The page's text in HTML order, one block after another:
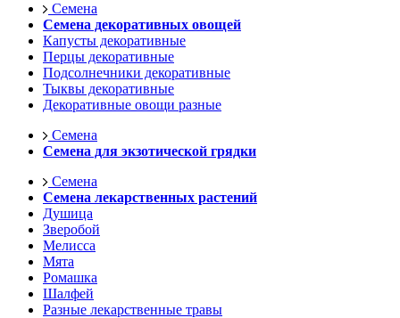
Семена
Семена декоративных овощей
Капусты декоративные
Перцы декоративные
Подсолнечники декоративные
Тыквы декоративные
Декоративные овощи разные
Семена
Семена для экзотической грядки
Семена
Семена лекарственных растений
Душица
Зверобой
Мелисса
Мята
Ромашка
Шалфей
Разные лекарственные травы